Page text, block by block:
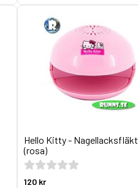
Hello Kitty - Nagellacksfläkt
(rosa)
120 kr